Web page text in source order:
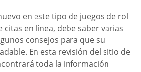
en este tipo de juegos de rol
citas en línea, debe saber varias
consejos para que su
En esta revisión del sitio de
toda la información